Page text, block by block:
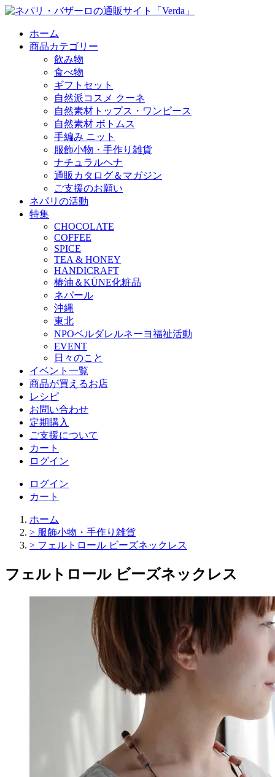
ホーム
商品カテゴリー
飲み物
食べ物
ギフトセット
自然派コスメ クーネ
自然素材トップス・ワンピース
自然素材 ボトムス
手編み ニット
服飾小物・手作り雑貨
ナチュラルヘナ
通販カタログ＆マガジン
ご支援のお願い
ネパリの活動
特集
CHOCOLATE
COFFEE
SPICE
TEA & HONEY
HANDICRAFT
椿油＆KŪNE化粧品
ネパール
沖縄
東北
NPOベルダレルネーヨ福祉活動
EVENT
日々のこと
イベント一覧
商品が買えるお店
レシピ
お問い合わせ
定期購入
ご支援について
カート
ログイン
ログイン
カート
ホーム
> 服飾小物・手作り雑貨
> フェルトロール ビーズネックレス
フェルトロール ビーズネックレス